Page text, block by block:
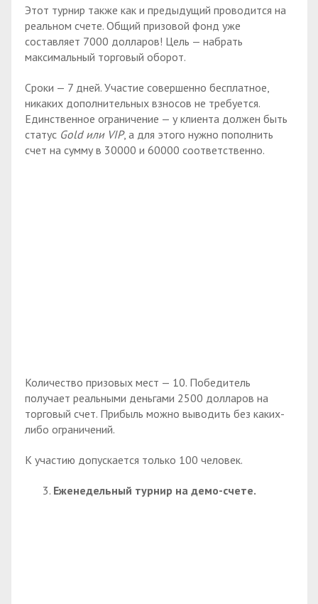
Этот турнир также как и предыдущий проводится на
реальном счете. Общий призовой фонд уже
составляет 7000 долларов! Цель — набрать
максимальный торговый оборот.
Сроки — 7 дней. Участие совершенно бесплатное,
никаких дополнительных взносов не требуется.
Единственное ограничение — у клиента должен быть
статус Gold или VIP, а для этого нужно пополнить
счет на сумму в 30000 и 60000 соответственно.
Количество призовых мест — 10. Победитель
получает реальными деньгами 2500 долларов на
торговый счет. Прибыль можно выводить без каких-
либо ограничений.
К участию допускается только 100 человек.
Еженедельный турнир на демо-счете.